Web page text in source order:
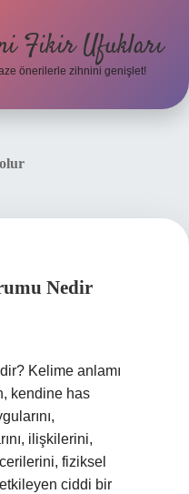
Fikir Ufukları
önerilerle zihnini genişlet!
Nedir
Kelime anlamı
kendine has
ilişkilerini,
fiziksel
etkileyen ciddi bir